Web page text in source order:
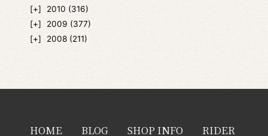
2010 (316)
2009 (377)
2008 (211)
HOME BLOG SHOP INFO RIDER